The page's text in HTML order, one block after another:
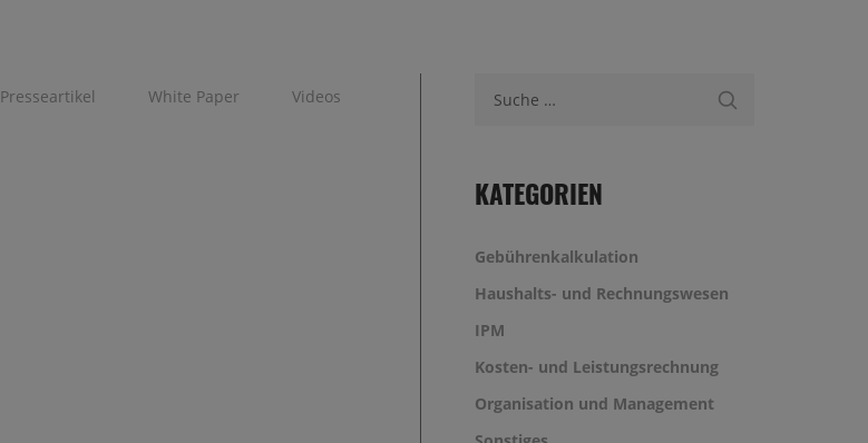
Presseartikel White Paper Videos
KATEGORIEN
Gebührenkalkulation
Haushalts- und Rechnungswesen
IPM
Kosten- und Leistungsrechnung
Organisation und Management